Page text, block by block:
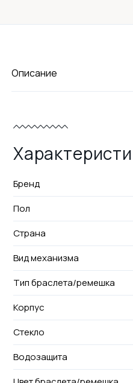
Описание
Бренд
Пол
Страна
Вид механизма
Тип браслета/ремешка
Корпус
Стекло
Водозащита